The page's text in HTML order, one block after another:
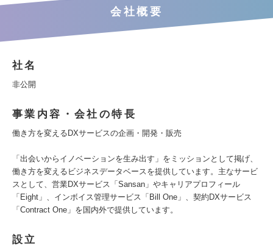
会社概要
社名
非公開
事業内容・会社の特長
働き方を変えるDXサービスの企画・開発・販売
「出会いからイノベーションを生み出す」をミッションとして掲げ、
働き方を変えるビジネスデータベースを提供しています。主なサービ
スとして、営業DXサービス「Sansan」やキャリアプロフィール
「Eight」、インボイス管理サービス「Bill One」、契約DXサービス
「Contract One」を国内外で提供しています。
設立